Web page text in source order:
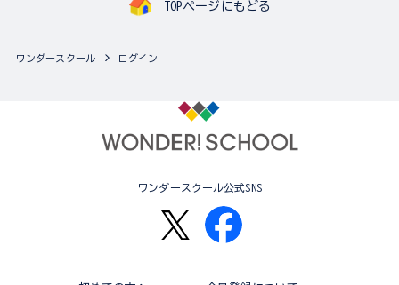
TOPページにもどる
ワンダースクール ログイン
ワンダースクール公式SNS